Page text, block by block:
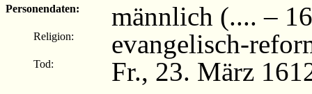
Personendaten:
männlich (.... –
Religion: evangelisch-
Tod: Fr., 23. März